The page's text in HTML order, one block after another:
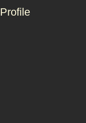
Profile